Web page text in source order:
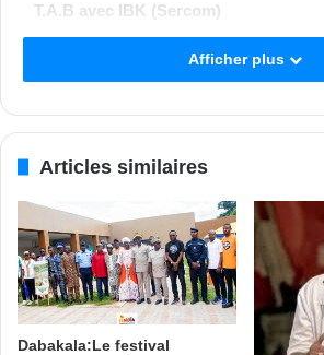
T.A.B avec IBK (Sercom)
Afficher plus
Articles similaires
Dabakala:Le festival